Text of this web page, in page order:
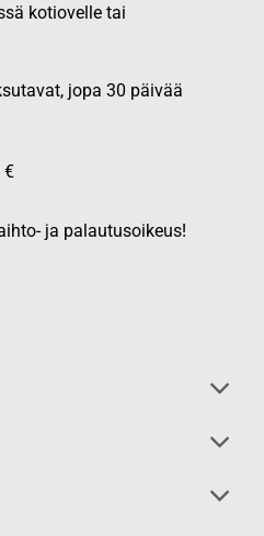
kotiovelle tai
jopa 30 päivää
€
ja palautusoikeus!